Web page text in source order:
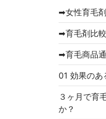
➡女性育毛
➡育毛剤比
➡育毛商品
01 効果のあ
３ヶ月で育
か？